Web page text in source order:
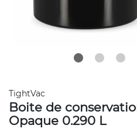
TightVac
Boite de
Opaque 0.290 L